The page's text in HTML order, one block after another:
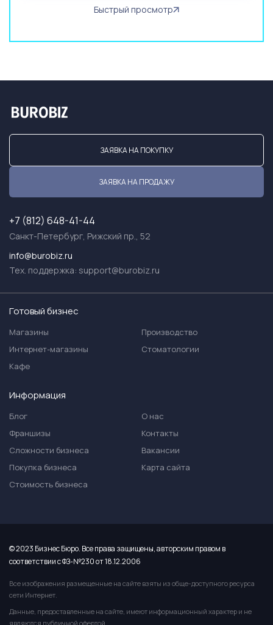
Быстрый просмотр
ЗАЯВКА НА ПОКУПКУ
ЗАЯВКА НА ПРОДАЖУ
+7 (812) 648-41-44
Санкт-Петербург, Рижский пр., 52
info@burobiz.ru
Тех. поддержка: support@burobiz.ru
Готовый бизнес
Магазины
Интернет-магазины
Кафе
Производство
Стоматологии
Информация
Блог
Франшизы
Сложности бизнеса
Покупка бизнеса
Стоимость бизнеса
О нас
Контакты
Вакансии
Карта сайта
© 2023 Бизнес Бюро. Все права защищены, авторским правом в
соответствии с ФЗ-№230 от 18.12.2006
Все изображения размещенные на сайте взяты из обще-доступного ресурса
сети Интернет.
Данные, предоставленные на сайте, имеют информационный характер и не
являются публичной офертой.